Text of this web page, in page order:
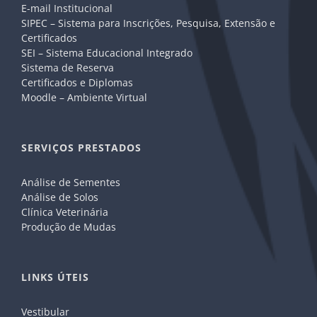
E-mail Institucional
SIPEC – Sistema para Inscrições, Pesquisa, Extensão e
Certificados
SEI – Sistema Educacional Integrado
Sistema de Reserva
Certificados e Diplomas
Moodle – Ambiente Virtual
SERVIÇOS PRESTADOS
Análise de Sementes
Análise de Solos
Clínica Veterinária
Produção de Mudas
LINKS ÚTEIS
Vestibular